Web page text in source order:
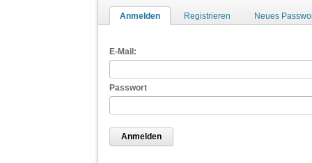
Anmelden Registrieren Neues
E-Mail:
Passwort
Anmelden